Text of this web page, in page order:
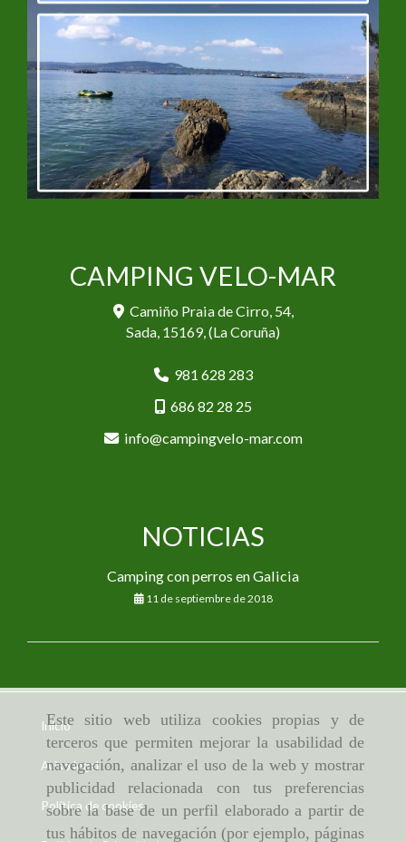
Este sitio web utiliza cookies propias y de
terceros que permiten mejorar la usabilidad de
navegación, analizar el uso de la web y mostrar
publicidad relacionada con tus preferencias
sobre la base de un perfil elaborado a partir de
tus hábitos de navegación (por ejemplo, páginas
CAMPING VELO-MAR
Camiño Praia de Cirro, 54,
Sada, 15169,(La Coruña)
981 628 283
686 82 28 25
info
campingvelo-mar.com
NOTICIAS
Camping con perros en Galicia
11 de septiembre de 2018
Inicio
Aviso legal
Política de cookies